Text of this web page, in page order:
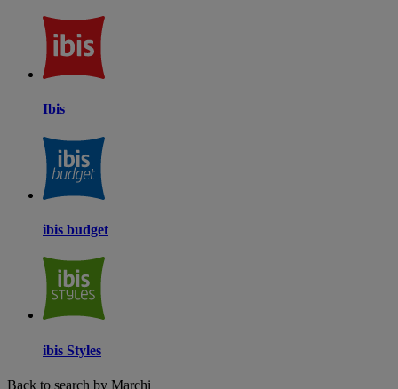
Ibis
ibis budget
ibis Styles
Back to search by Marchi